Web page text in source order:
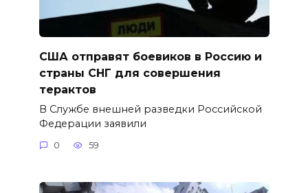
США отправят боевиков в Россию и
страны СНГ для совершения
терактов
В Службе внешней разведки Российской
Федерации заявили
0 59